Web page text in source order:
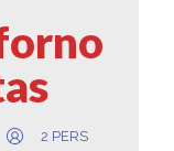
2 PERS